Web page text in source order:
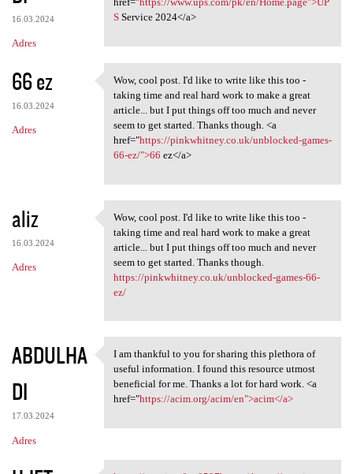
16.03.2024
Adres
SService 2024</a>
66 ez
16.03.2024
Adres
Wow, cool post. I'd like to
Wow, cool post. I'd like to write like this too -
taking time and real hard work to make a great
article... but I put things off too much and never
seem to get started. Thanks though. <a
href="https://pinkwhitney.co.uk/unblocked-games-
66-ez/">66 ez</a>
aliz
16.03.2024
Adres
Wow, cool post. I'd like to
Wow, cool post. I'd like to write like this too -
taking time and real hard work to make a great
article... but I put things off too much and never
seem to get started. Thanks though.
https://pinkwhitney.co.uk/unblocked-games-66-
ez/
ABDULHA
DI
17.03.2024
Adres
I am thankful to you for
I am thankful to you for sharing this plethora of
useful information. I found this resource utmost
beneficial for me. Thanks a lot for hard work. <a
href="https://acim.org/acim/en">acim</a>